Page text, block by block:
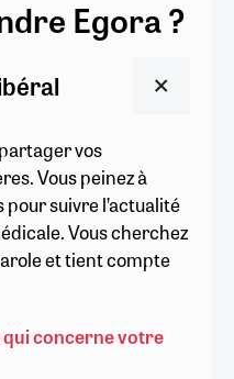
Egora ?
vos
Vous peinez à
suivre l’actualité
Vous cherchez
et tient compte
qui concerne votre